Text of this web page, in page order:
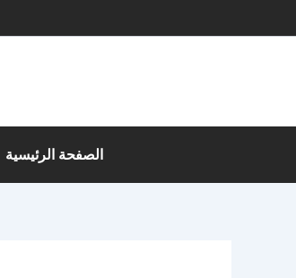
إلى
الصفحة الرئيسية